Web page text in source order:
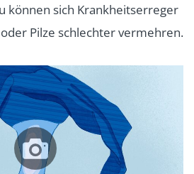
können sich Krankheitserreger
Pilze schlechter vermehren.